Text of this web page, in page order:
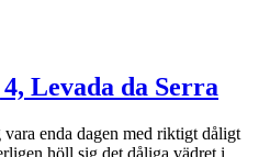
Levada da Serra
enda dagen med riktigt dåligt